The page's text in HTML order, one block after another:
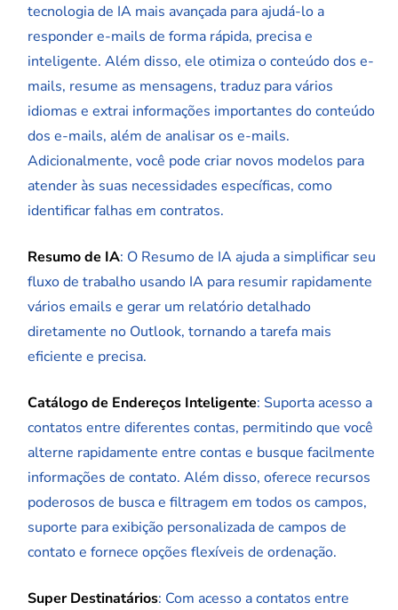
tecnologia de IA mais avançada para ajudá-lo a
responder e-mails de forma rápida, precisa e
inteligente. Além disso, ele otimiza o conteúdo dos e-
mails, resume as mensagens, traduz para vários
idiomas e extrai informações importantes do conteúdo
dos e-mails, além de analisar os e-mails.
Adicionalmente, você pode criar novos modelos para
atender às suas necessidades específicas, como
identificar falhas em contratos.
Resumo de IA: O Resumo de IA ajuda a simplificar seu
fluxo de trabalho usando IA para resumir rapidamente
vários emails e gerar um relatório detalhado
diretamente no Outlook, tornando a tarefa mais
eficiente e precisa.
Catálogo de Endereços Inteligente: Suporta acesso a
contatos entre diferentes contas, permitindo que você
alterne rapidamente entre contas e busque facilmente
informações de contato. Além disso, oferece recursos
poderosos de busca e filtragem em todos os campos,
suporte para exibição personalizada de campos de
contato e fornece opções flexíveis de ordenação.
Super Destinatários: Com acesso a contatos entre